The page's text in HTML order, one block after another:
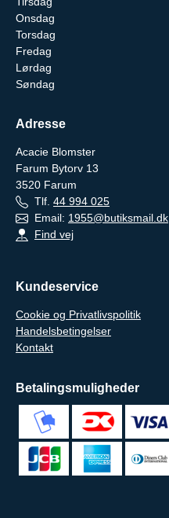
Onsdag
Torsdag
Fredag
Lørdag
Søndag
Adresse
Acacie Blomster
Farum Bytorv 13
3520 Farum
Tlf. 44 994 025
Email: 1955@butiksmail.dk
Find vej
Kundeservice
Cookie og Privatlivspolitik
Handelsbetingelser
Kontakt
Betalingsmuligheder